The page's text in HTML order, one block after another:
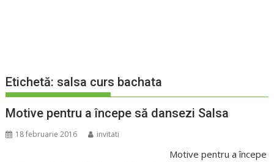
Etichetă: salsa curs bachata
Motive pentru a începe să dansezi Salsa
18 februarie 2016 invitati
Motive pentru a începe